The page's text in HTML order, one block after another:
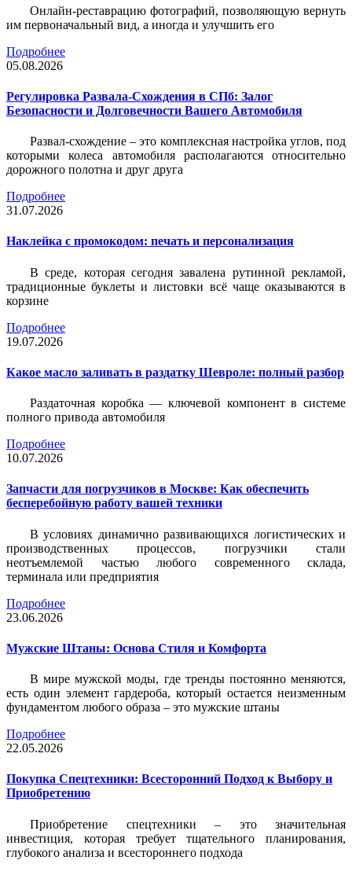
Онлайн-реставрацию фотографий, позволяющую вернуть
им первоначальный вид, а иногда и улучшить его
Подробнее
05.08.2026
Регулировка Развала-Схождения в СПб: Залог
Безопасности и Долговечности Вашего Автомобиля
Развал-схождение – это комплексная настройка углов, под
которыми колеса автомобиля располагаются относительно
дорожного полотна и друг друга
Подробнее
31.07.2026
Наклейка c промокодом: печать и персонализация
В среде, которая сегодня завалена рутинной рекламой,
традиционные буклеты и листовки всё чаще оказываются в
корзине
Подробнее
19.07.2026
Какое масло заливать в раздатку Шевроле: полный разбор
Раздаточная коробка — ключевой компонент в системе
полного привода автомобиля
Подробнее
10.07.2026
Запчасти для погрузчиков в Москве: Как обеспечить
бесперебойную работу вашей техники
В условиях динамично развивающихся логистических и
производственных процессов, погрузчики стали
неотъемлемой частью любого современного склада,
терминала или предприятия
Подробнее
23.06.2026
Мужские Штаны: Основа Стиля и Комфорта
В мире мужской моды, где тренды постоянно меняются,
есть один элемент гардероба, который остается неизменным
фундаментом любого образа – это мужские штаны
Подробнее
22.05.2026
Покупка Спецтехники: Всесторонний Подход к Выбору и
Приобретению
Приобретение спецтехники – это значительная
инвестиция, которая требует тщательного планирования,
глубокого анализа и всестороннего подхода